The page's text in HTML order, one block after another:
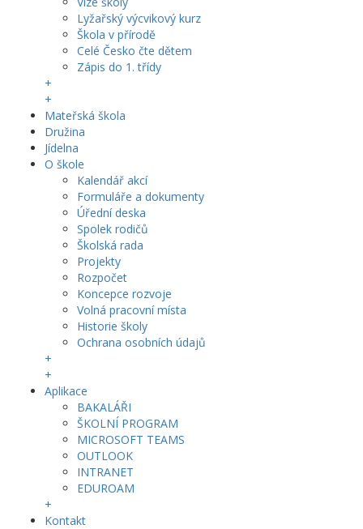
Lyžařský výcvikový kurz
Škola v přírodě
Celé Česko čte dětem
Zápis do 1. třídy
+
+
Mateřská škola
Družina
Jídelna
O škole
Kalendář akcí
Formuláře a dokumenty
Úřední deska
Spolek rodičů
Školská rada
Projekty
Rozpočet
Koncepce rozvoje
Volná pracovní místa
Historie školy
Ochrana osobních údajů
+
+
Aplikace
BAKALÁŘI
ŠKOLNÍ PROGRAM
MICROSOFT TEAMS
OUTLOOK
INTRANET
EDUROAM
+
Kontakt